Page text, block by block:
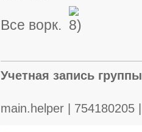
Все ворк.
Учетная запись
main.helper |